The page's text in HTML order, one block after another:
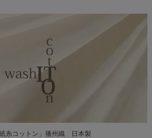
糸コットン」 播州織 日本製